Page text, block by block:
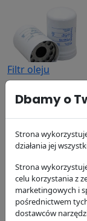
Filtr oleju
P550779
Donaldson
Filtr powietrza
Dbamy o
Strona
działania jej
Strona
celu korzystania z
marketingowych i
pośrednictwem
dostawców